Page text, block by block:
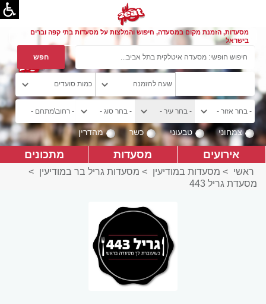
מסעדות, הזמנת מקום במסעדה, חיפוש והמלצות על מסעדות בתי קפה וברים
בישראל
צמחוני טבעוני כשר מהדרין
אירועים מסעדות מתכונים
ראשי > מסעדות במודיעין > מסעדות גריל בר במודיעין >
מסעדת גריל 443